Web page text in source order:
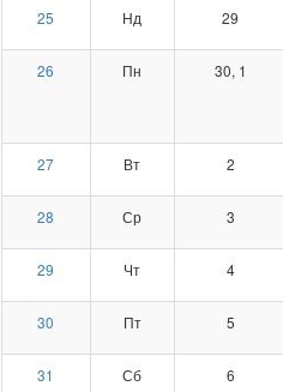
25 Нд 29
26 Пн 30, 1
27 Вт 2
28 Ср 3
29 Чт 4
30 Пт 5
31 Сб 6